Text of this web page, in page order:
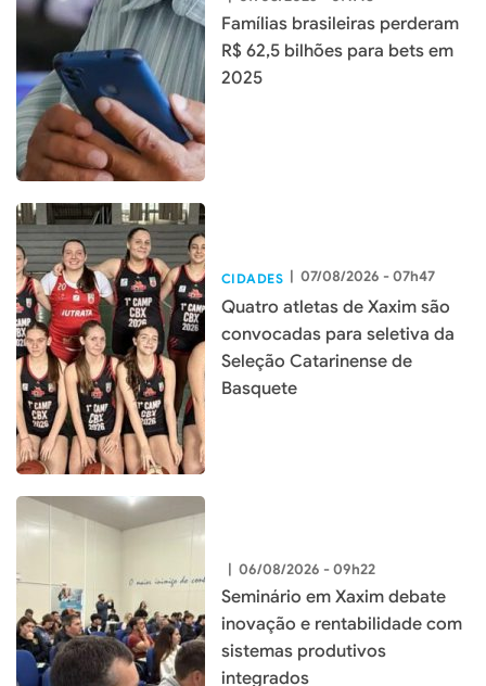
Famílias brasileiras perderam
R$ 62,5 bilhões para bets em
2025
CIDADES | 07/08/2026 - 07h47
Quatro atletas de Xaxim são
convocadas para seletiva da
Seleção Catarinense de
Basquete
| 06/08/2026 - 09h22
Seminário em Xaxim debate
inovação e rentabilidade com
sistemas produtivos
integrados